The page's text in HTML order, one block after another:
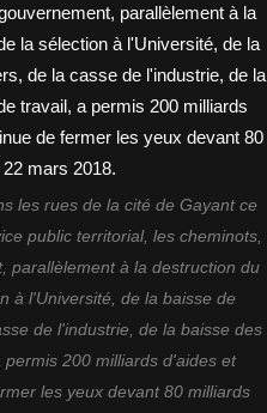
les rues de la cité de Gayant ce
public territorial, les cheminots,
parallèlement à la destruction du
à l'Université, de la baisse de
de l'industrie, de la baisse des
200 milliards d'aides et
les yeux devant 80 milliards